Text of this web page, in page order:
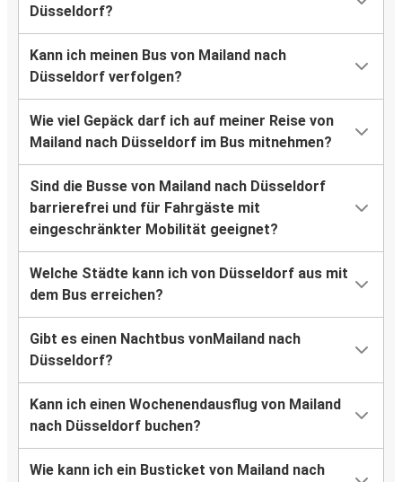
Düsseldorf?
Kann ich meinen Bus von Mailand nach
Düsseldorf verfolgen?
Wie viel Gepäck darf ich auf meiner Reise von
Mailand nach Düsseldorf im Bus mitnehmen?
Sind die Busse von Mailand nach Düsseldorf
barrierefrei und für Fahrgäste mit
eingeschränkter Mobilität geeignet?
Welche Städte kann ich von Düsseldorf aus mit
dem Bus erreichen?
Gibt es einen Nachtbus vonMailand nach
Düsseldorf?
Kann ich einen Wochenendausflug von Mailand
nach Düsseldorf buchen?
Wie kann ich ein Busticket von Mailand nach